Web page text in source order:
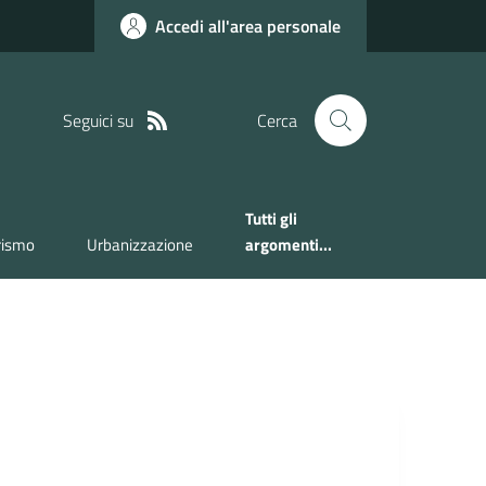
Accedi all'area personale
Seguici su Cerca
Urbanizzazione
Tutti gli
argomenti...